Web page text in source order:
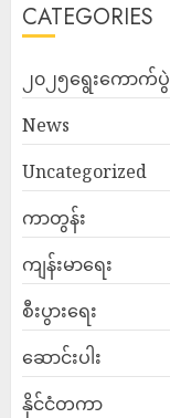
CATEGORIES
၂၀၂၅ရွေးကောက်ပွဲ
News
Uncategorized
ကာတွန်း
ကျန်းမာရေး
စီးပွားရေး
ဆောင်းပါး
နိုင်ငံတကာ